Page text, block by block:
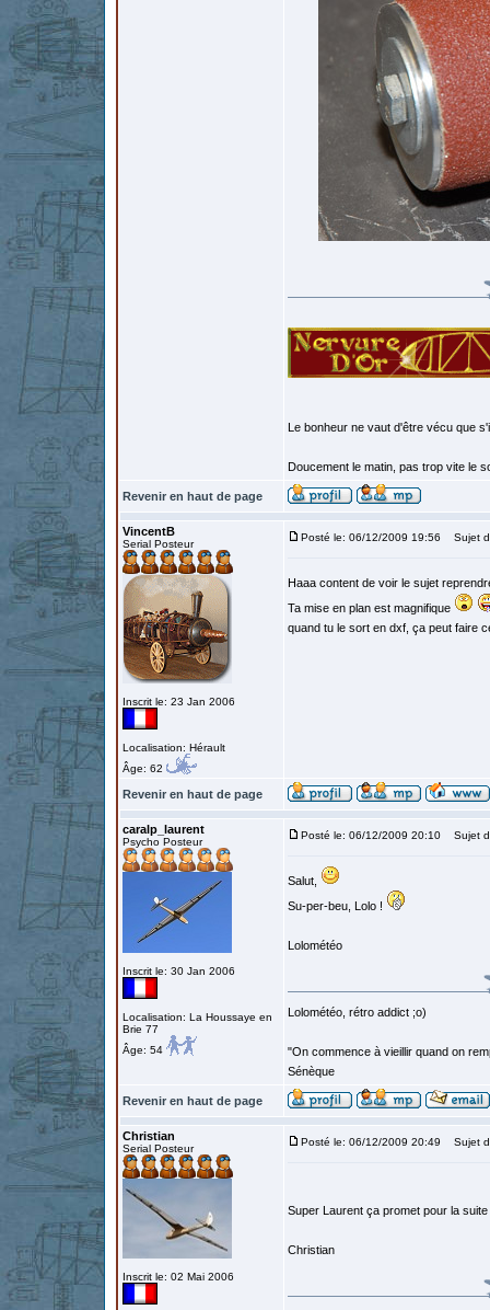
Le bonheur ne vaut d'être vécu que
Doucement le matin, pas trop vite le
Revenir en haut de page
VincentB
Serial Posteur
Inscrit le: 23 Jan 2006
Localisation: Hérault
Âge: 62
Posté le: 06/12/2009 19:56 Sujet
Haaa content de voir le sujet
Ta mise en plan est magnifique
quand tu le sort en dxf, ça peut faire
Revenir en haut de page
caralp_laurent
Psycho Posteur
Inscrit le: 30 Jan 2006
Localisation: La Houssaye en
Brie 77
Âge: 54
Posté le: 06/12/2009 20:10 Sujet
Salut,
Su-per-beu, Lolo !
Lolométéo
Lolométéo, rétro addict ;o)
"On commence à vieillir quand on
Sénèque
Revenir en haut de page
Christian
Serial Posteur
Inscrit le: 02 Mai 2006
Posté le: 06/12/2009 20:49 Sujet
Super Laurent ça promet pour la suite
Christian